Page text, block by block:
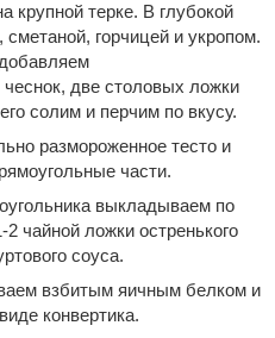
крупной терке. В глубокой
горчицей и укропом.
две столовых ложки
солим и перчим по вкусу.
размороженное тесто и
части.
выкладываем по
чайной ложки остренького
соуса.
взбитым яичным белком и
конвертика.